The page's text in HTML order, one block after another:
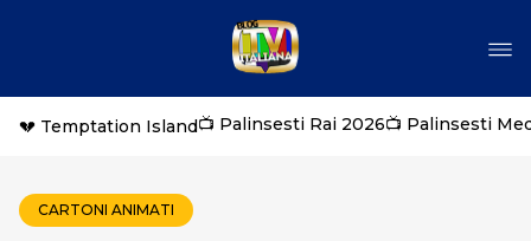
💔 Temptation Island📺 Palinsesti Rai 2026📺 Palinsesti
CARTONI ANIMATI